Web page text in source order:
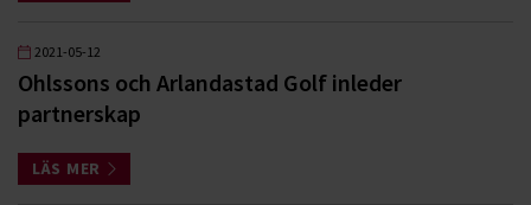
2021-05-12
Ohlssons och Arlandastad Golf inleder
partnerskap
LÄS MER